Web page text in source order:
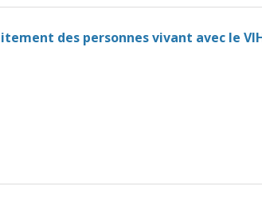
des personnes vivant avec le